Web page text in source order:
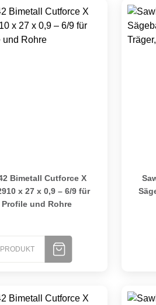
Bimetall Cutforce X
x 27 x 0,9 – 6/9 für
Profile und Rohre